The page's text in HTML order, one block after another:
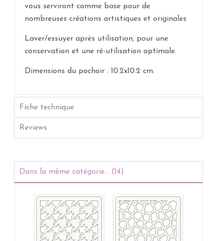
vous serviront comme base pour de
nombreuses créations artistiques et originales
Laver/essuyer après utilisation, pour une
conservation et une ré-utilisation optimale.
Dimensions du pochoir : 10.2x10.2 cm.
Fiche technique
Reviews
Dans la même catégorie... (14)